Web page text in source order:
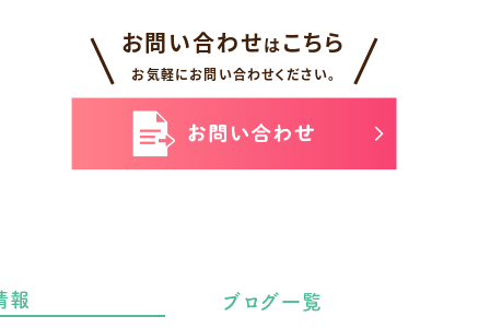
お問い合わせはこちら
お気軽にお問い合わせください。
報 ブログ一覧